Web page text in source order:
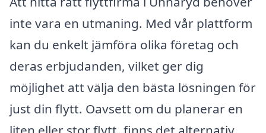
inte vara en utmaning. Med vår plattform
kan du enkelt jämföra olika företag och
deras erbjudanden, vilket ger dig
möjlighet att välja den bästa lösningen för
just din flytt. Oavsett om du planerar en